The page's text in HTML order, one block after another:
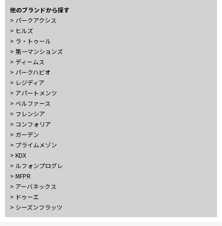
他のブランドから探す
> パークアクシス
> ヒルズ
> ラ・トゥール
> 第一マンションズ
> ディームス
> パークハビオ
> レジディア
> アパートメンツ
> ベルファース
> フレンシア
> コンフォリア
> ガーデン
> プライムメゾン
> KDX
> ルフォンプログレ
> MFPR
> アーバネックス
> ドゥーエ
> シーズンフラッツ
25年以内
駅から徒歩
指定なし
3分以内
10分以内
他条件
当社限定物件
専任物件
三井の賃貸物件
申込無し物件のみ表示
ペット可・相談
楽器可・相談
入居可能日